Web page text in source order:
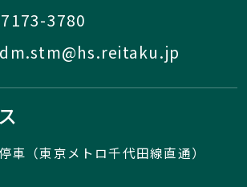
3780
車（東京メトロ千代田線直通）